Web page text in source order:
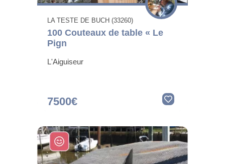
LA TESTE DE BUCH (33260)
100 Couteaux de table « Le
Pign
L'Aiguiseur
7500€